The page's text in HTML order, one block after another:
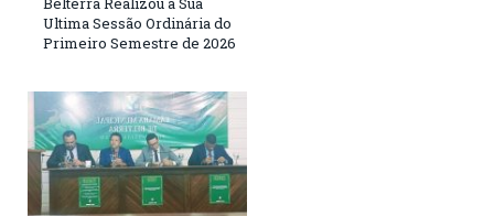
Ultima Sessão Ordinária do
Primeiro Semestre de 2026